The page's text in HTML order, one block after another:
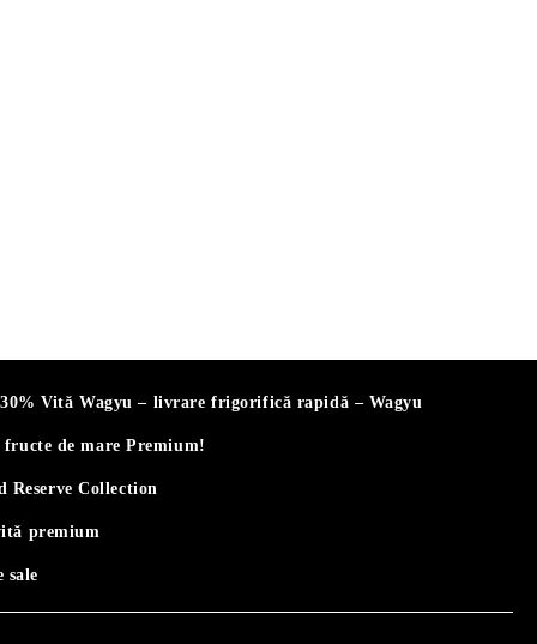
Vită Wagyu – livrare frigorifică rapidă – Wagyu
fructe de mare Premium!
Reserve Collection
premium
sale